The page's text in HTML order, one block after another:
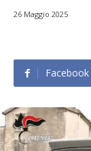
26 Maggio 2025
Facebook